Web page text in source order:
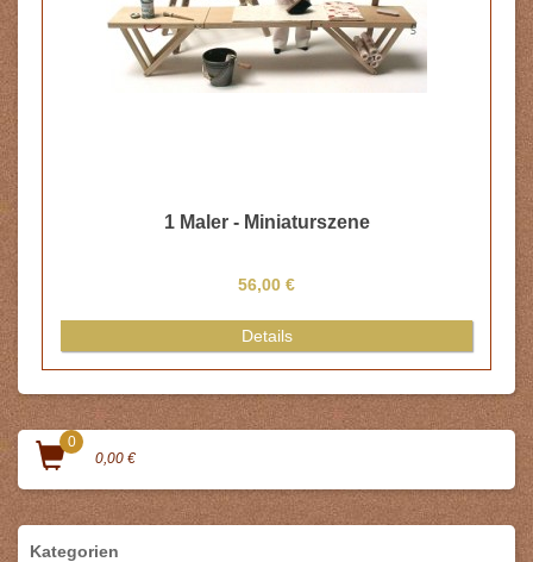
1 Maler - Miniaturszene
56,00 €
Details
0
0,00 €
Kategorien